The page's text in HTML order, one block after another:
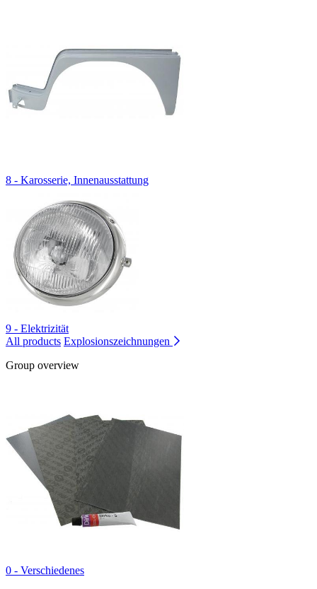
8 - Karosserie, Innenausstattung
9 - Elektrizität
All products Explosionszeichnungen
Group overview
0 - Verschiedenes